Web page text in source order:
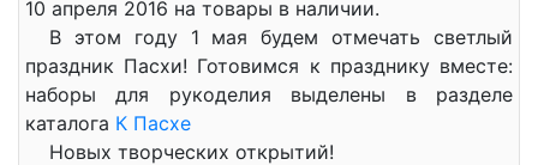
10 апреля 2016 на товары в наличии.
В этом году 1 мая будем отмечать светлый
праздник Пасхи! Готовимся к празднику вместе:
наборы для рукоделия выделены в разделе
каталога К Пасхе
Новых творческих открытий!